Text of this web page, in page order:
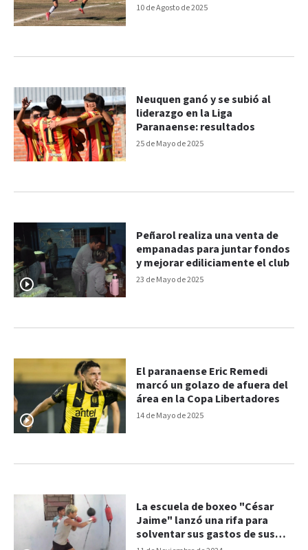
10 de Agosto de 2025
25 de Mayo de 2025
Neuquen ganó y se subió al
liderazgo en la Liga
Paranaense: resultados
23 de Mayo de 2025
Peñarol realiza una venta de
empanadas para juntar fondos
y mejorar ediliciamente el club
14 de Mayo de 2025
El paranaense Eric Remedi
marcó un golazo de afuera del
área en la Copa Libertadores
La escuela de boxeo "César
Jaime" lanzó una rifa para
solventar sus gastos de sus